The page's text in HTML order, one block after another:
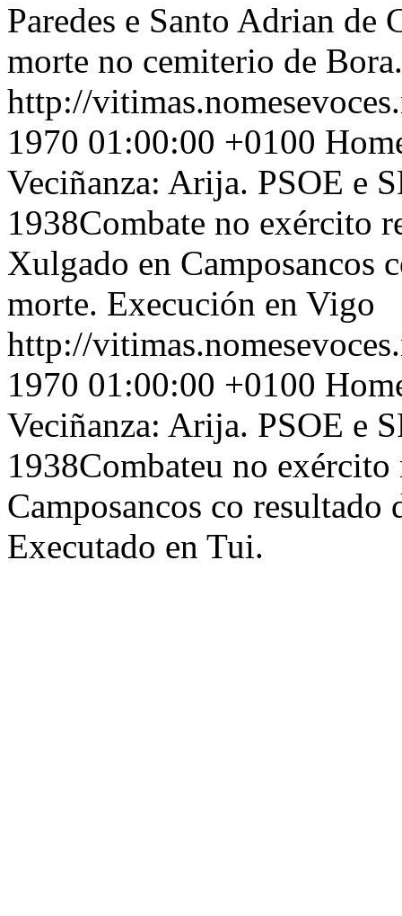
Paredes e Santo Adrian de
morte no cemiterio de Bora.
http://
1970 01:00:00 +0100
Veciñanza: Arija. PSOE e
1938Combate no exército
Xulgado en Camposancos
morte. Execución en Vigo
http://
1970 01:00:00 +0100
Veciñanza: Arija. PSOE e
1938Combateu no
Camposancos co resultado
Executado en Tui.